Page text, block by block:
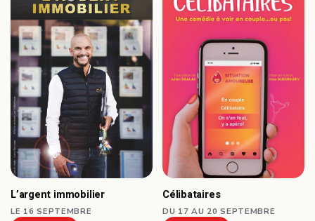
L’argent immobilier
LE 16 SEPTEMBRE
Célibataires
DU 17 AU 20 SEPTEMBRE